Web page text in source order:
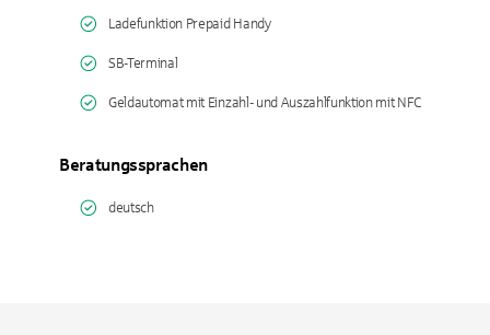
Ladefunktion Prepaid Handy
SB-Terminal
Geldautomat mit Einzahl- und Auszahlfunktion mit NFC
Beratungssprachen
deutsch